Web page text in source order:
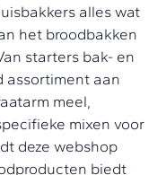
alles wat
het broodbakken
starters bak- en
assortiment aan
meel,
mixen voor
deze webshop
biedt